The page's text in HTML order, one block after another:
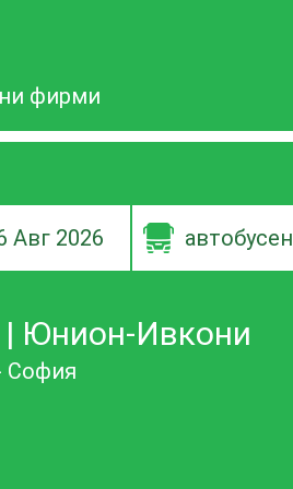
фирми
Авг 2026 автобусен
| Юнион-Ивкони
София